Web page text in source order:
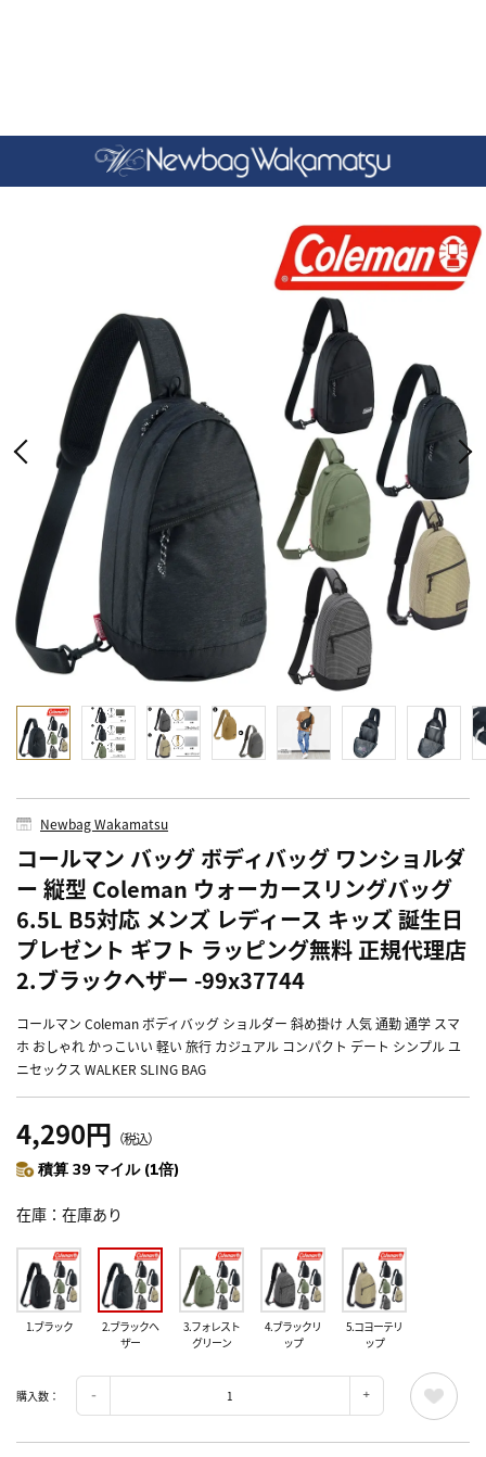
Newbag Wakamatsu
コールマン バッグ ボディバッグ ワンショルダ
ー 縦型 Coleman ウォーカースリングバッグ
6.5L B5対応 メンズ レディース キッズ 誕生日
プレゼント ギフト ラッピング無料 正規代理店
2.ブラックヘザー -99x37744
コールマン Coleman ボディバッグ ショルダー 斜め掛け 人気 通勤 通学 スマ
ホ おしゃれ かっこいい 軽い 旅行 カジュアル コンパクト デート シンプル ユ
ニセックス WALKER SLING BAG
4,290円 （税込）
積算 39 マイル (1倍)
在庫 在庫あり
1.ブラック
2.ブラックヘ
ザー
3.フォレスト
グリーン
4.ブラックリ
ップ
5.コヨーテリ
ップ
購入数：